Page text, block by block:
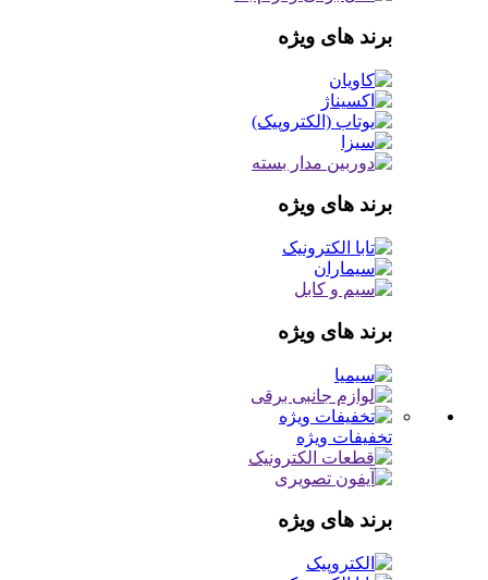
برند های ویژه
برند های ویژه
برند های ویژه
تخفیفات ویژه
برند های ویژه